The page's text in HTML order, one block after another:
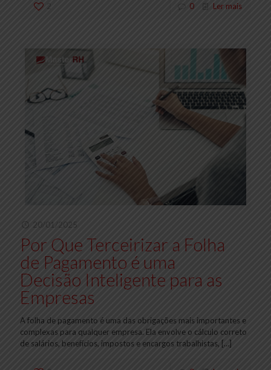
2 0 Ler mais
20/01/2025
Por Que Terceirizar a Folha
de Pagamento é uma
Decisão Inteligente para as
Empresas
A folha de pagamento é uma das obrigações mais importantes e
complexas para qualquer empresa. Ela envolve o cálculo correto
de salários, benefícios, impostos e encargos trabalhistas, […]